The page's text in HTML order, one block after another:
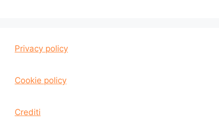
Privacy policy
Cookie policy
Crediti